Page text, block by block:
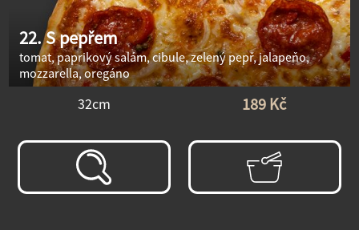
22. S pepřem
tomat, paprikový salám, cibule, zelený pepř, jalapeňo,
mozzarella, oregáno
32cm 189 Kč